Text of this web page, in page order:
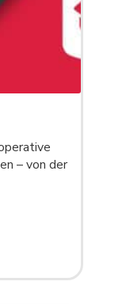
– von der